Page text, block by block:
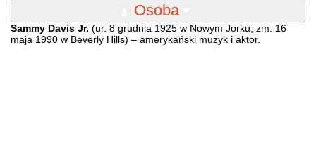
Osoba
Sammy Davis Jr. (ur. 8 grudnia 1925 w Nowym Jorku, zm. 16
maja 1990 w Beverly Hills) – amerykański muzyk i aktor.